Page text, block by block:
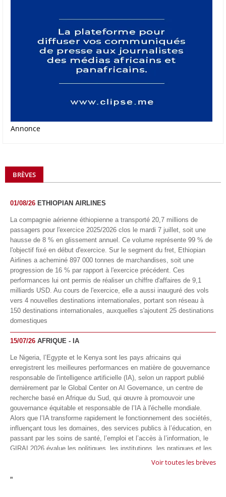
Annonce
BRÈVES
01/08/26 ETHIOPIAN AIRLINES
La compagnie aérienne éthiopienne a transporté 20,7 millions de
passagers pour l'exercice 2025/2026 clos le mardi 7 juillet, soit une
hausse de 8 % en glissement annuel. Ce volume représente 99 % de
l'objectif fixé en début d'exercice. Sur le segment du fret, Ethiopian
Airlines a acheminé 897 000 tonnes de marchandises, soit une
progression de 16 % par rapport à l'exercice précédent. Ces
performances lui ont permis de réaliser un chiffre d'affaires de 9,1
milliards USD. Au cours de l'exercice, elle a aussi inauguré des vols
vers 4 nouvelles destinations internationales, portant son réseau à
150 destinations internationales, auxquelles s'ajoutent 25 destinations
domestiques
15/07/26 AFRIQUE - IA
Le Nigeria, l’Egypte et le Kenya sont les pays africains qui
enregistrent les meilleures performances en matière de gouvernance
responsable de l'intelligence artificielle (IA), selon un rapport publié
dernièrement par le Global Center on AI Governance, un centre de
recherche basé en Afrique du Sud, qui œuvre à promouvoir une
gouvernance équitable et responsable de l’IA à l'échelle mondiale.
Alors que l’IA transforme rapidement le fonctionnement des sociétés,
influençant tous les domaines, des services publics à l’éducation, en
passant par les soins de santé, l’emploi et l’accès à l’information, le
GIRAI 2026 évalue les politiques, les institutions, les pratiques et les
conditions générales de gouvernance qui favorisent un déploiement
technologie.
Voir toutes les brèves
"